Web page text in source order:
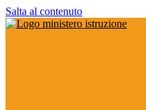
Salta al contenuto